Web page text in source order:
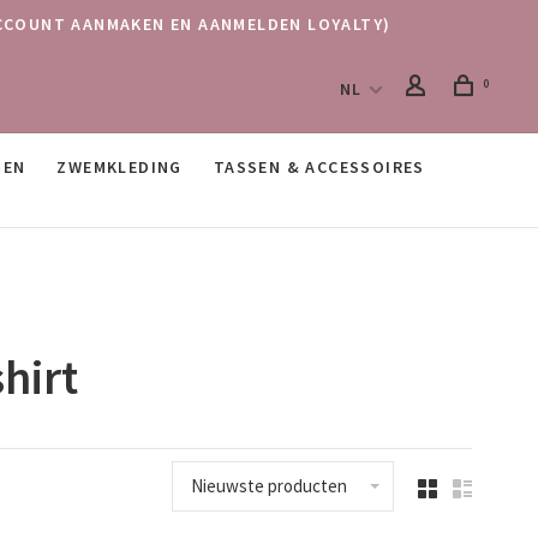
AANMAKEN EN AANMELDEN LOYALTY)
NL 0
ZWEMKLEDING
TASSEN & ACCESSOIRES
Nieuwste producten